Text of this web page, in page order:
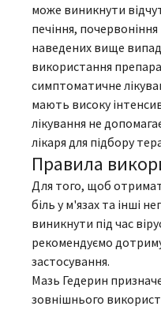
може виникнути
печіння,
наведених вище
використання
симптоматичне
мають високу
лікування не
лікаря для підбору
Правила
Для того, щоб
біль у м'язах та інші
виникнути під час
рекомендуємо
застосування.
Мазь Гедерин
зовнішнього